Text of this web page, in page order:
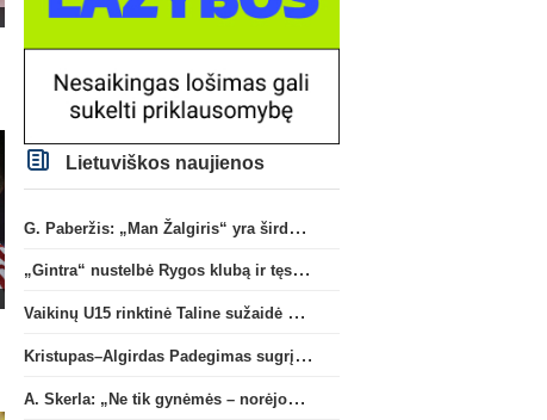
Lietuviškos naujienos
G. Paberžis: „Man Žalgiris“ yra širdyje“
„Gintra“ nustelbė Rygos klubą ir tęs kovas UEFA Europos taurės atrankoje
Vaikinų U15 rinktinė Taline sužaidė pirmąsias kontrolines rungtynes
Kristupas–Algirdas Padegimas sugrįžta į FC „Hegelmann” B sudėtį
A. Skerla: „Ne tik gynėmės – norėjome atakuoti“